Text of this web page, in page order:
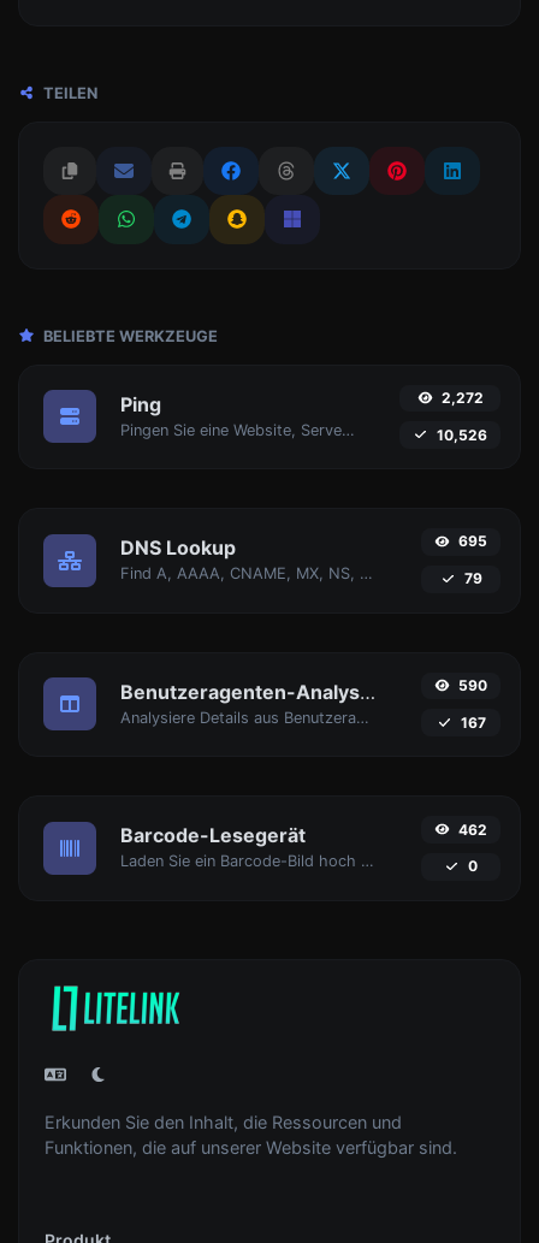
TEILEN
BELIEBTE WERKZEUGE
Ping
Pingen Sie eine Website, Server oder Port an.
2,272
10,526
DNS Lookup
Find A, AAAA, CNAME, MX, NS, TXT, SOA DNS-Einträge eines Hosts.
695
79
Benutzeragenten-Analysator
Analysiere Details aus Benutzeragent-Strings.
590
167
Barcode-Lesegerät
Laden Sie ein Barcode-Bild hoch und extrahieren Sie die Daten daraus.
462
0
Erkunden Sie den Inhalt, die Ressourcen und
Funktionen, die auf unserer Website verfügbar sind.